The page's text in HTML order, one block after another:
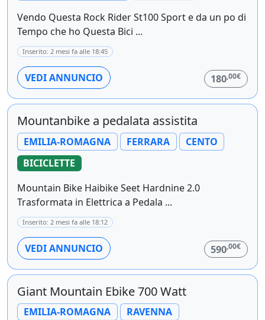
Vendo Questa Rock Rider St100 Sport e da un po di
Tempo che ho Questa Bici ...
Inserito: 2 mesi fa alle 18:45
VEDI ANNUNCIO 180,00€
Mountanbike a pedalata assistita
EMILIA-ROMAGNA FERRARA
CENTO
BICICLETTE
Mountain Bike Haibike Seet Hardnine 2.0
Trasformata in Elettrica a Pedala ...
Inserito: 2 mesi fa alle 18:12
VEDI ANNUNCIO 590,00€
Giant Mountain Ebike 700 Watt
EMILIA-ROMAGNA
RAVENNA